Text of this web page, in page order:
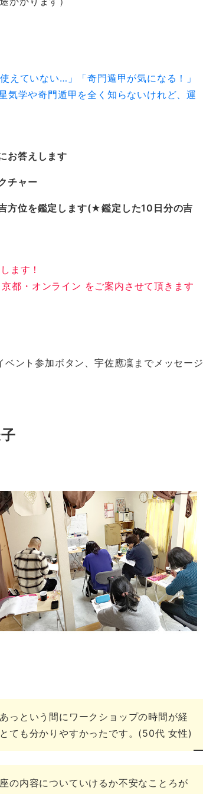
えていない…」「奇門遁甲が気になる！」
気学や奇門遁甲を全く知らないけれど、運
お答えします
チャー
方位を鑑定します(★鑑定した10日分の吉
ます！
都・オンライン をご案内させて頂きます
ント参加ボタン、宇佐應凜までメッセージ
っという間にワークショップの時間が経
ても分かりやすかったです。(50代 女性)
の内容についていけるか不安なことろが